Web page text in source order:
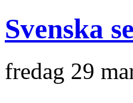
Svenska
fredag 29